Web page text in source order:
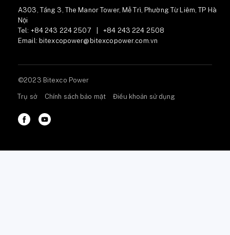
A303, Tầng 3, The Manor Tower, Mễ Trì, Phường Từ Liêm, TP Hà
Nội
Tel: +84 243 224 2507
+84 243 224 2508
Email: bitexcopower@bitexcopower.com.vn
©2023 Bitexco Power
Trụ sở Chính sách bảo mật Điều khoản sử dụng